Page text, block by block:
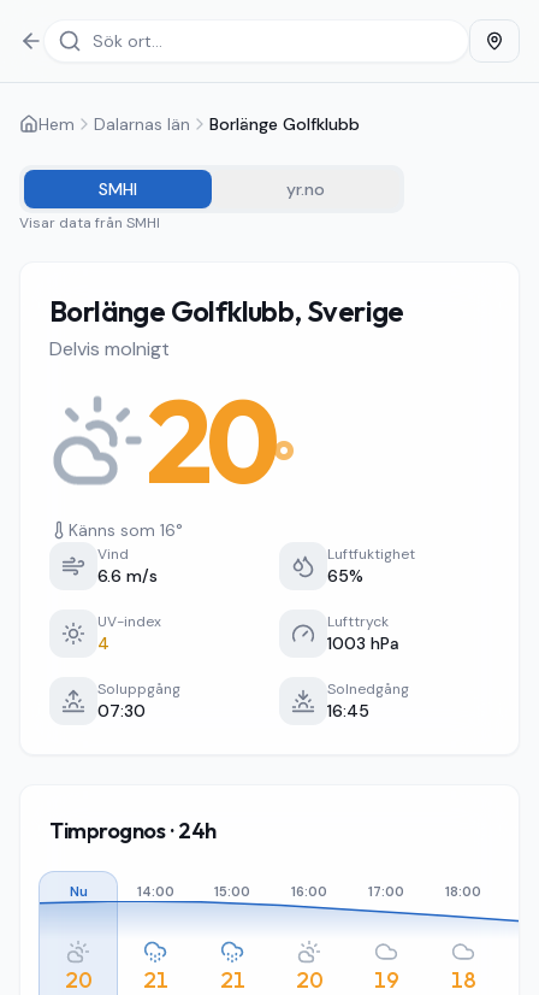
Hem Dalarnas län Borlänge Golfklubb
SMHI yr.no
Visar data från SMHI
Borlänge Golfklubb, Sverige
Delvis molnigt
20°
Känns som 16°
Vind
6.6 m/s
Luftfuktighet
65%
UV-index
4
Lufttryck
1003 hPa
Soluppgång
07:30
Solnedgång
16:45
Timprognos · 24h
Nu
20
14:00
21
15:00
21
16:00
20
17:00
19
18:00
18